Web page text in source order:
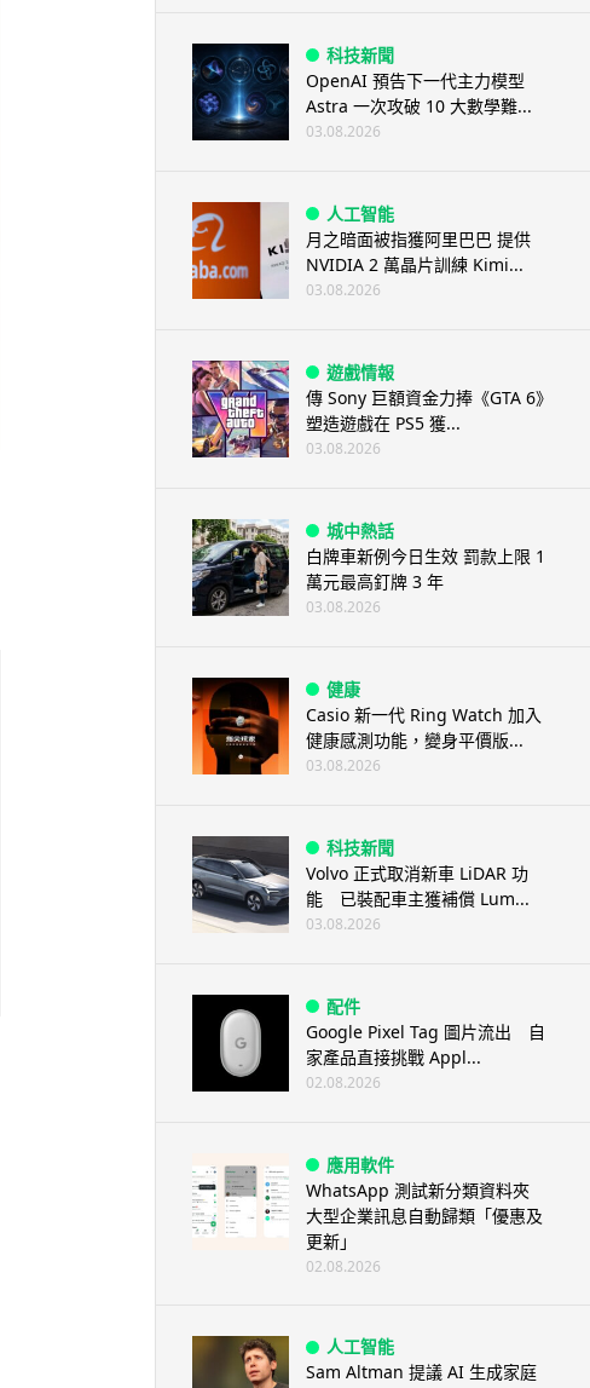
科技新聞
OpenAI 預告下一代主力模型
Astra 一次攻破 10 大數學難...
03.08.2026
人工智能
月之暗面被指獲阿里巴巴 提供
NVIDIA 2 萬晶片訓練 Kimi...
03.08.2026
遊戲情報
傳 Sony 巨額資金力捧《GTA 6》
塑造遊戲在 PS5 獲...
03.08.2026
城中熱話
白牌車新例今日生效 罰款上限 1
萬元最高釘牌 3 年
03.08.2026
健康
Casio 新一代 Ring Watch 加入
健康感測功能，變身平價版...
03.08.2026
科技新聞
Volvo 正式取消新車 LiDAR 功
能 已裝配車主獲補償 Lum...
03.08.2026
配件
Google Pixel Tag 圖片流出 自
家產品直接挑戰 Appl...
02.08.2026
應用軟件
WhatsApp 測試新分類資料夾
大型企業訊息自動歸類「優惠及
更新」
02.08.2026
人工智能
Sam Altman 提議 AI 生成家庭